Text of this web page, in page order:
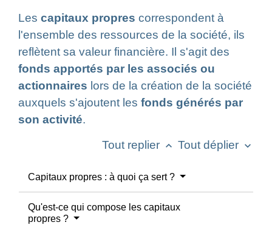
Les capitaux propres correspondent à
l'ensemble des ressources de la société, ils
reflètent sa valeur financière. Il s'agit des
fonds apportés par les associés ou
actionnaires lors de la création de la société
auxquels s'ajoutent les fonds générés par
son activité.
Tout replier keyboard_arrow_up Tout déplier keyboard_arrow_down
Capitaux propres : à quoi ça sert ?
Qu'est-ce qui compose les capitaux
propres ?